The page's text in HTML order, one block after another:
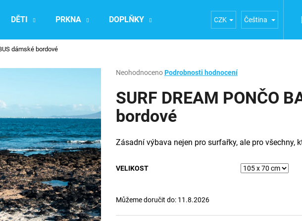
DĚTI PRKNA DOPLŇKY Ubytování na FUERTE
CZK Čeština
dámské bordové
Průměrné
produktu
je
0,0
hvězdiček.
NeohodnocenoPodrobnosti hodnocení
SURF DREAM PONČO
bordové
Zásadní výbava nejen pro surfařky, ale pro všechny,
VELIKOST
Můžeme doručit do: 11.8.2026
Co potřebujete najít?
HLEDAT
Doporučujeme